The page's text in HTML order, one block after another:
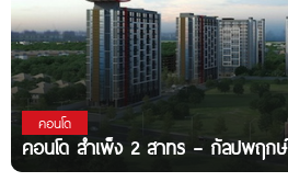
คอนโด
คอนโด สำเพ็ง 2 สาทร – กัลปพฤก